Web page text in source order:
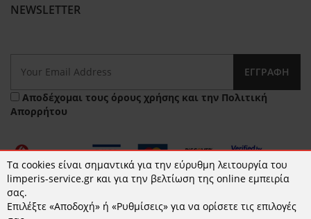
NEWSLETTER
ΕΓΓΡΑΦΉ
Αποδέχομαι τους όρους χρήσης και την Πολιτική
Απορρήτου
© 2026 limperis-service.gr | Κατασκευή ιστοσελίδων -
Τα cookies είναι σημαντικά για την εύρυθμη λειτουργία του
limperis-service.gr και για την βελτίωση της online εμπειρία
σας.
Επιλέξτε «Αποδοχή» ή «Ρυθμίσεις» για να ορίσετε τις επιλογές